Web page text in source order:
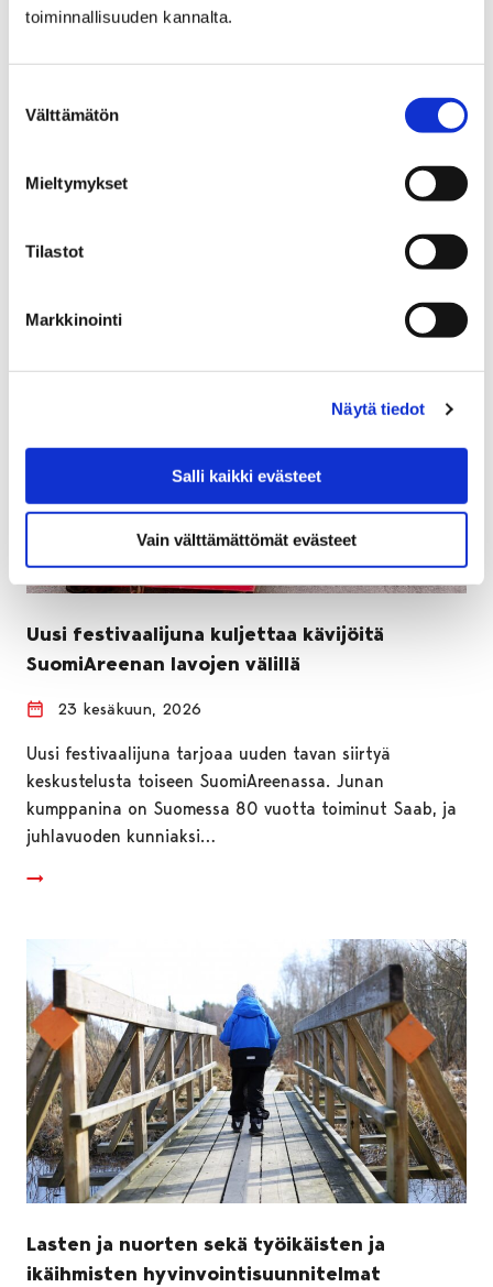
toiminnallisuuden kannalta.
valinta
Välttämätön
Mieltymykset
Tilastot
Markkinointi
Näytä tiedot
Salli kaikki evästeet
Vain välttämättömät evästeet
23 kesäkuun, 2026
Porin etsivä nuorisotyö on nuorten tavoitettavissa läpi
kesän. Etsivä nuorisotyötekijä kohtaa alle 29-vuotiaita
Uusi festivaalijuna kuljettaa kävijöitä
SuomiAreenan lavojen välillä
23 kesäkuun, 2026
Uusi festivaalijuna tarjoaa uuden tavan siirtyä
keskustelusta toiseen SuomiAreenassa. Junan
kumppanina on Suomessa 80 vuotta toiminut Saab, ja
juhlavuoden kunniaksi…
Lasten ja nuorten sekä työikäisten ja
ikäihmisten hyvinvointisuunnitelmat